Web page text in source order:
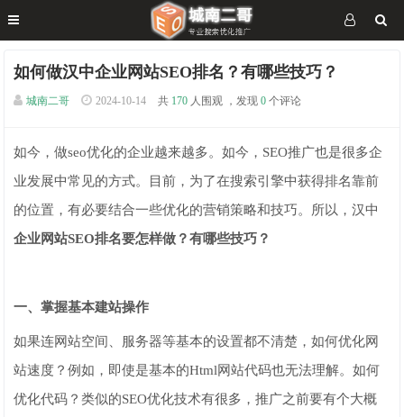
如何做汉中企业网站SEO排名？有哪些技巧？
城南二哥 2024-10-14 共 170 人围观 ，发现 0 个评论
如今，做seo优化的企业越来越多。如今，SEO推广也是很多企
业发展中常见的方式。目前，为了在搜索引擎中获得排名靠前
的位置，有必要结合一些优化的营销策略和技巧。所以，汉中
企业网站SEO排名要怎样做？有哪些技巧？
一、掌握基本建站操作
如果连网站空间、服务器等基本的设置都不清楚，如何优化网
站速度？例如，即使是基本的Html网站代码也无法理解。如何
优化代码？类似的SEO优化技术有很多，推广之前要有个大概